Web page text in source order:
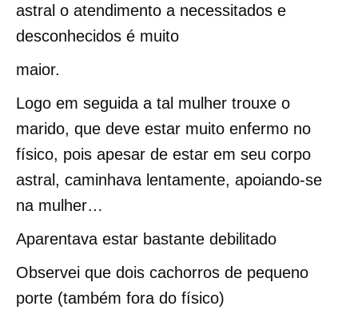
astral o atendimento a necessitados e
desconhecidos é muito
maior.
Logo em seguida a tal mulher trouxe o
marido, que deve estar muito enfermo no
físico, pois apesar de estar em seu corpo
astral, caminhava lentamente, apoiando-se
na mulher…
Aparentava estar bastante debilitado
Observei que dois cachorros de pequeno
porte (também fora do físico)